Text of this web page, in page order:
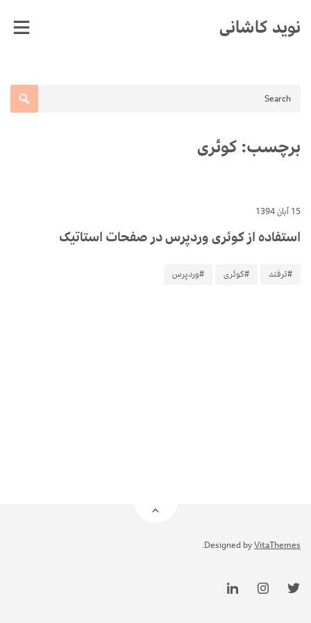
content
نوید کاشانی
برچسب: کوئری
15 آبان 1394
استفاده از کوئری وردپرس در صفحات استاتیک
#ترفند #کوئری #وردپرس
Designed byVitaThemes
.